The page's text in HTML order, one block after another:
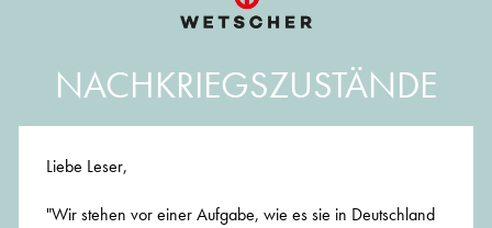
NACHKRIEGSZUSTÄNDE
Liebe Leser,
"Wir stehen vor einer Aufgabe, wie es sie in Deutschland